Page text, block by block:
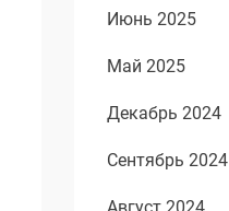
Июнь 2025
Май 2025
Декабрь 2024
Сентябрь 2024